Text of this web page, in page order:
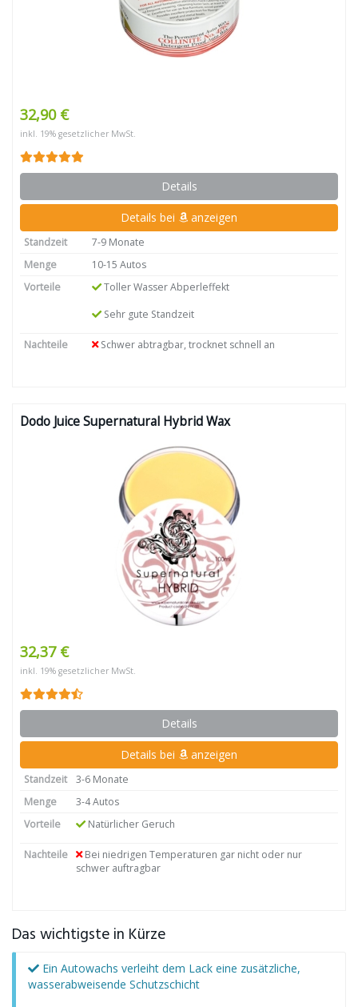
32,90 €
inkl. 19% gesetzlicher MwSt.
Details
Details bei anzeigen
Standzeit
7-9 Monate
Menge
10-15 Autos
Vorteile
Toller Wasser Abperleffekt
Sehr gute Standzeit
Nachteile Schwer abtragbar, trocknet schnell an
Dodo Juice Supernatural Hybrid Wax
32,37 €
inkl. 19% gesetzlicher MwSt.
Details
Details bei anzeigen
Standzeit
3-6 Monate
Menge
3-4 Autos
Vorteile
Natürlicher Geruch
Nachteile
Bei niedrigen Temperaturen gar nicht oder nur
schwer auftragbar
Das wichtigste in Kürze
Ein Autowachs verleiht dem Lack eine zusätzliche,
wasserabweisende Schutzschicht